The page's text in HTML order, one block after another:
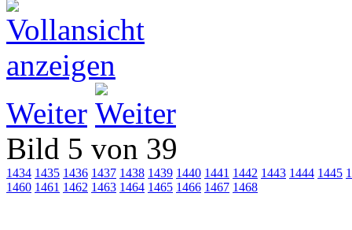
Weiter
Bild 5 von 39
1434 1435 1436 1437 1438 1439 1440 1441 1442 1443 1444 1445
1460 1461 1462 1463 1464 1465 1466 1467 1468